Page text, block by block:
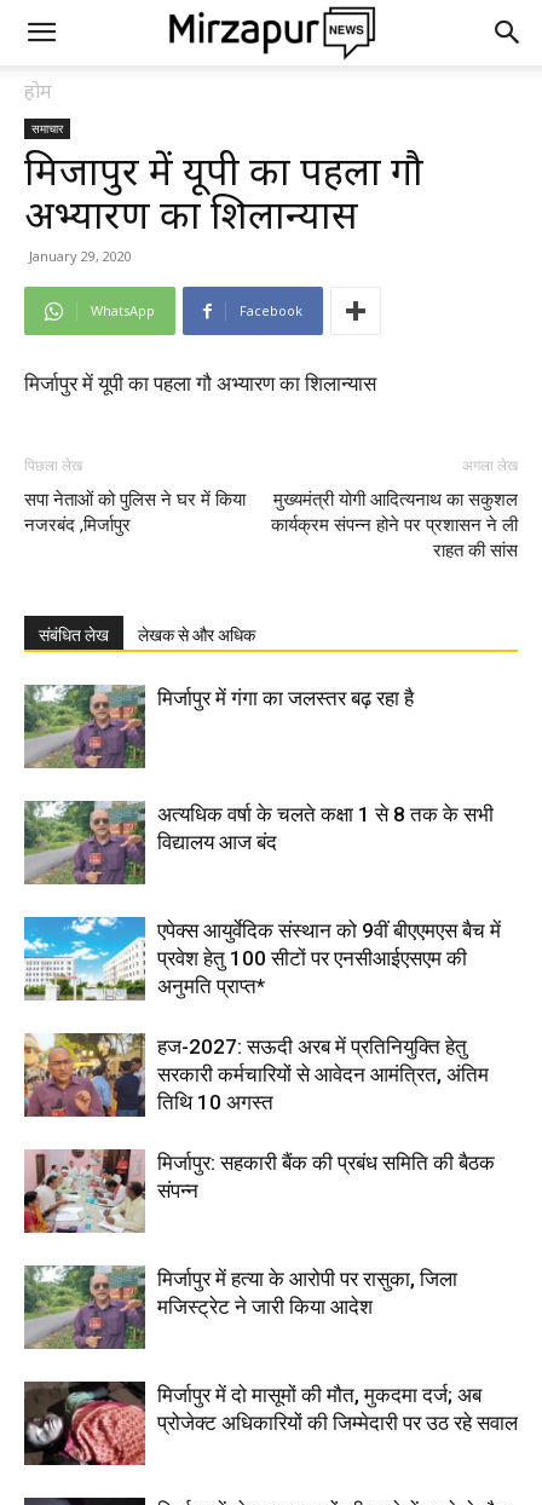
होम
समाचार
मिर्जापुर में यूपी का पहला गौ
अभ्यारण का शिलान्यास
January 29, 2020
WhatsApp Facebook
मिर्जापुर में यूपी का पहला गौ अभ्यारण का शिलान्यास
पिछला लेख
सपा नेताओं को पुलिस ने घर में किया
नजरबंद ,मिर्जापुर
अगला लेख
मुख्यमंत्री योगी आदित्यनाथ का सकुशल
कार्यक्रम संपन्न होने पर प्रशासन ने ली
राहत की सांस
संबंधित लेख लेखक से और अधिक
मिर्जापुर में गंगा का जलस्तर बढ़ रहा है
अत्यधिक वर्षा के चलते कक्षा 1 से 8 तक के सभी
विद्यालय आज बंद
एपेक्स आयुर्वेदिक संस्थान को 9वीं बीएएमएस बैच में
प्रवेश हेतु 100 सीटों पर एनसीआईएसएम की
अनुमति प्राप्त*
हज-2027: सऊदी अरब में प्रतिनियुक्ति हेतु
सरकारी कर्मचारियों से आवेदन आमंत्रित, अंतिम
तिथि 10 अगस्त
मिर्जापुर: सहकारी बैंक की प्रबंध समिति की बैठक
संपन्न
मिर्जापुर में हत्या के आरोपी पर रासुका, जिला
मजिस्ट्रेट ने जारी किया आदेश
मिर्जापुर में दो मासूमों की मौत, मुकदमा दर्ज; अब
प्रोजेक्ट अधिकारियों की जिम्मेदारी पर उठ रहे सवाल